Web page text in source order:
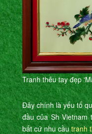
Tranh thêu tay đẹp
Đây chính là yếu tố
đầu của Sh Vietnam
bất cứ nhu cầutranh